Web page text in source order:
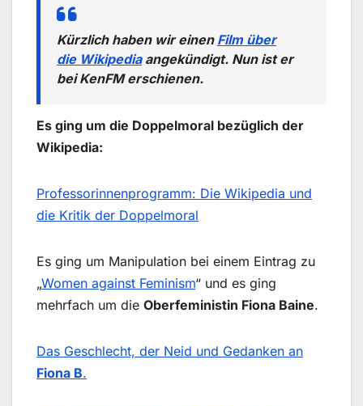
Kürzlich haben wir einen Film über
die Wikipediaangekündigt. Nun ist er
bei KenFM erschienen.
Es ging um die Doppelmoral bezüglich der
Wikipedia:
Professorinnenprogramm: Die Wikipedia und
die Kritik der Doppelmoral
Es ging um Manipulation bei einem Eintrag zu
„Women against Feminism“ und es ging
mehrfach um die Oberfeministin Fiona Baine.
Das Geschlecht, der Neid und Gedanken an
Fiona B.